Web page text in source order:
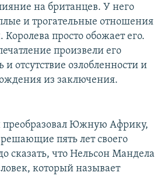
на британцев. У него
и трогательные отношения
просто обожает его.
произвели его
отсутствие озлобленности и
из заключения.
преобразовал Южную Африку,
пять лет своего
сказать, что Нельсон Мандела
который называет